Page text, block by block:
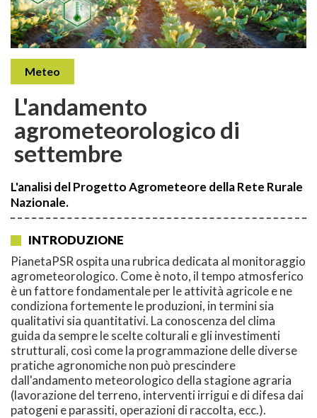
Meteo
L'andamento
agrometeorologico di
settembre
L'analisi del Progetto Agrometeore della Rete Rurale
Nazionale.
INTRODUZIONE
PianetaPSR ospita una rubrica dedicata al monitoraggio
agrometeorologico. Come è noto, il tempo atmosferico
è un fattore fondamentale per le attività agricole e ne
condiziona fortemente le produzioni, in termini sia
qualitativi sia quantitativi. La conoscenza del clima
guida da sempre le scelte colturali e gli investimenti
strutturali, così come la programmazione delle diverse
pratiche agronomiche non può prescindere
dall'andamento meteorologico della stagione agraria
(lavorazione del terreno, interventi irrigui e di difesa dai
patogeni e parassiti, operazioni di raccolta, ecc.).